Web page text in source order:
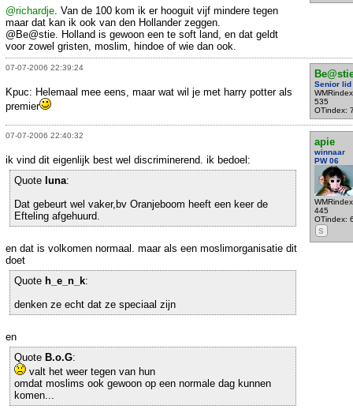
@richardje . Van de 100 kom ik er hooguit vijf mindere tegen
maar dat kan ik ook van den Hollander zeggen.
@Be@stie. Holland is gewoon een te soft land, en dat geldt
voor zowel gristen, moslim, hindoe of wie dan ook.
07-07-2006 22:39:24
Senior lid
535
OTindex:
Kpuc: Helemaal mee eens, maar wat wil je met harry potter als
premier
07-07-2006 22:40:32
apie
winnaar
PW 06
445
OTindex:
S
ik vind dit eigenlijk best wel discriminerend. ik bedoel:
Quote luna:
Dat gebeurt wel vaker,bv Oranjeboom heeft een keer de
Efteling afgehuurd.
en dat is volkomen normaal. maar als een moslimorganisatie dit
doet
Quote h_e_n_k:
denken ze echt dat ze speciaal zijn
en
Quote B.o.G:
valt het weer tegen van hun
omdat moslims ook gewoon op een normale dag kunnen
komen...